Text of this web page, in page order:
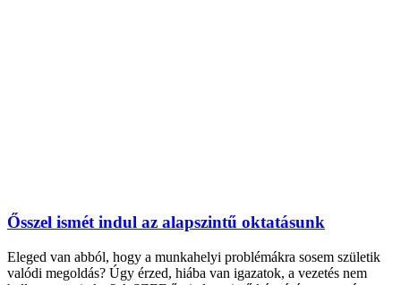
Ősszel ismét indul az alapszintű oktatásunk
Eleged van abból, hogy a munkahelyi problémákra sosem születik
valódi megoldás? Úgy érzed, hiába van igazatok, a vezetés nem